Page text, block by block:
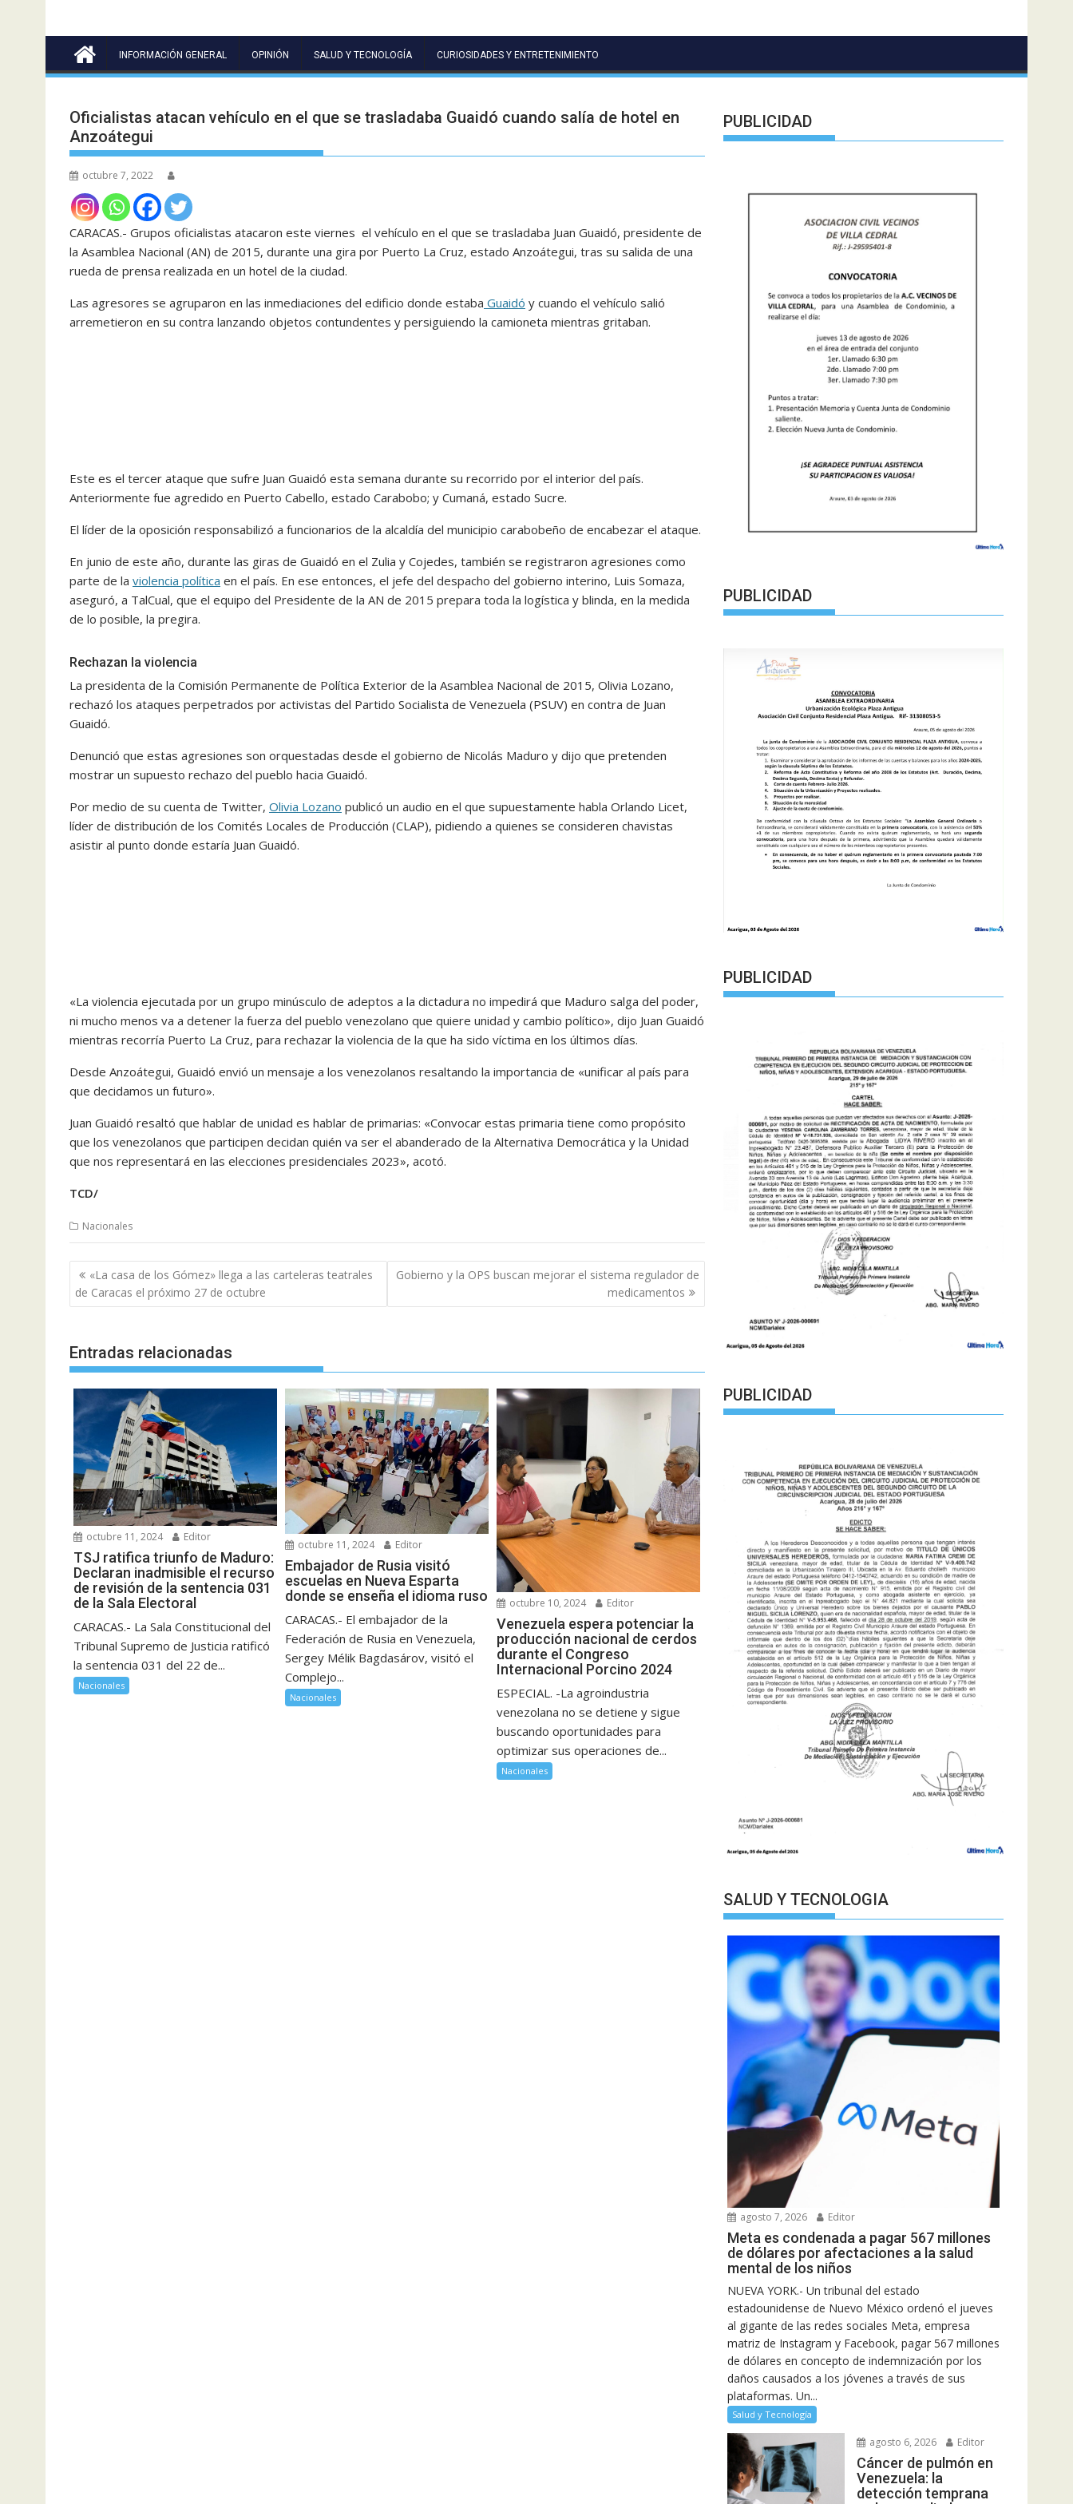
INFORMACIÓN GENERAL OPINIÓN SALUD Y TECNOLOGÍA CURIOSIDADES Y ENTRETENIMIENTO
Oficialistas atacan vehículo en el que se trasladaba Guaidó cuando salía de hotel en
Anzoátegui
octubre 7, 2022
CARACAS.- Grupos oficialistas atacaron este viernes el vehículo en el que se trasladaba Juan Guaidó, presidente de
la Asamblea Nacional (AN) de 2015, durante una gira por Puerto La Cruz, estado Anzoátegui, tras su salida de una
rueda de prensa realizada en un hotel de la ciudad.
Las agresores se agruparon en las inmediaciones del edificio donde estaba Guaidó y cuando el vehículo salió
arremetieron en su contra lanzando objetos contundentes y persiguiendo la camioneta mientras gritaban.
Este es el tercer ataque que sufre Juan Guaidó esta semana durante su recorrido por el interior del país.
Anteriormente fue agredido en Puerto Cabello, estado Carabobo; y Cumaná, estado Sucre.
El líder de la oposición responsabilizó a funcionarios de la alcaldía del municipio carabobeño de encabezar el ataque.
En junio de este año, durante las giras de Guaidó en el Zulia y Cojedes, también se registraron agresiones como
parte de la violencia política en el país. En ese entonces, el jefe del despacho del gobierno interino, Luis Somaza,
aseguró, a TalCual, que el equipo del Presidente de la AN de 2015 prepara toda la logística y blinda, en la medida
de lo posible, la pregira.
Rechazan la violencia
La presidenta de la Comisión Permanente de Política Exterior de la Asamblea Nacional de 2015, Olivia Lozano,
rechazó los ataques perpetrados por activistas del Partido Socialista de Venezuela (PSUV) en contra de Juan
Guaidó.
Denunció que estas agresiones son orquestadas desde el gobierno de Nicolás Maduro y dijo que pretenden
mostrar un supuesto rechazo del pueblo hacia Guaidó.
Por medio de su cuenta de Twitter, Olivia Lozano publicó un audio en el que supuestamente habla Orlando Licet,
líder de distribución de los Comités Locales de Producción (CLAP), pidiendo a quienes se consideren chavistas
asistir al punto donde estaría Juan Guaidó.
«La violencia ejecutada por un grupo minúsculo de adeptos a la dictadura no impedirá que Maduro salga del poder,
ni mucho menos va a detener la fuerza del pueblo venezolano que quiere unidad y cambio político», dijo Juan Guaidó
mientras recorría Puerto La Cruz, para rechazar la violencia de la que ha sido víctima en los últimos días.
Desde Anzoátegui, Guaidó envió un mensaje a los venezolanos resaltando la importancia de «unificar al país para
que decidamos un futuro».
Juan Guaidó resaltó que hablar de unidad es hablar de primarias: «Convocar estas primaria tiene como propósito
que los venezolanos que participen decidan quién va ser el abanderado de la Alternativa Democrática y la Unidad
que nos representará en las elecciones presidenciales 2023», acotó.
TCD/
Nacionales
Navegación
de
entradas
«La casa de los Gómez» llega a las carteleras teatrales
de Caracas el próximo 27 de octubre
Gobierno y la OPS buscan mejorar el sistema regulador de
medicamentos
Entradas relacionadas
octubre 11, 2024 Editor
TSJ ratifica triunfo de Maduro:
Declaran inadmisible el recurso
de revisión de la sentencia 031
de la Sala Electoral
CARACAS.- La Sala Constitucional del
Tribunal Supremo de Justicia ratificó
la sentencia 031 del 22 de...
Nacionales
octubre 11, 2024 Editor
Embajador de Rusia visitó
escuelas en Nueva Esparta
donde se enseña el idioma ruso
CARACAS.- El embajador de la
Federación de Rusia en Venezuela,
Sergey Mélik Bagdasárov, visitó el
Complejo...
Nacionales
octubre 10, 2024 Editor
Venezuela espera potenciar la
producción nacional de cerdos
durante el Congreso
Internacional Porcino 2024
ESPECIAL. -La agroindustria
venezolana no se detiene y sigue
buscando oportunidades para
optimizar sus operaciones de...
Nacionales
PUBLICIDAD
PUBLICIDAD
PUBLICIDAD
PUBLICIDAD
SALUD Y TECNOLOGIA
agosto 7, 2026 Editor
Meta es condenada a pagar 567 millones
de dólares por afectaciones a la salud
mental de los niños
NUEVA YORK.- Un tribunal del estado
estadounidense de Nuevo México ordenó el jueves
al gigante de las redes sociales Meta, empresa
matriz de Instagram y Facebook, pagar 567 millones
de dólares en concepto de indemnización por los
daños causados a los jóvenes a través de sus
plataformas. Un...
Salud y Tecnología
agosto 6, 2026 Editor
Cáncer de pulmón en
Venezuela: la
detección temprana